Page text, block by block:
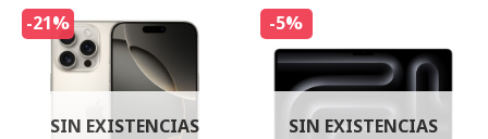
-21%
SIN EXISTENCIAS
-5%
SIN EXISTENCIAS